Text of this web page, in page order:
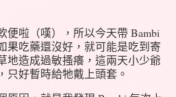
便啦（嘆），所以今天帶 Bambi
果吃藥還沒好，就可能是吃到寄
地造成過敏搔癢，這兩天小少爺
只好暫時給牠戴上頭套。